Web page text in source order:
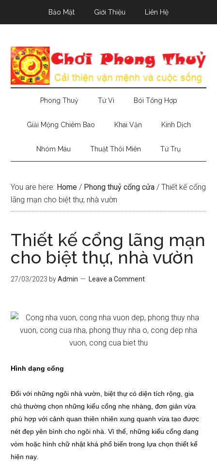
Bảo Mật Giới Thiệu Liên Hệ
Phong Thuỷ Tử Vi Bói Tổng Hợp
Giải Mộng Chiêm Bao Khai Vận Kinh Dịch
Nhóm Máu Thuật Thôi Miên Tứ Trụ
You are here: Home / Phong thuỷ cổng cửa / Thiết kế cổng
lãng mạn cho biệt thự, nhà vườn
Thiết kế cổng lãng mạn
cho biệt thự, nhà vườn
27/03/2023 byAdmin Leave a Comment
Hình dạng cổng
Đối với những ngôi nhà vườn, biệt thự có diện tích rộng, gia
chủ thường chọn những kiểu cổng nhẹ nhàng, đơn giản vừa
phù hợp với cảnh quan thiên nhiên xung quanh vừa tạo được
nét đẹp yên bình cho ngôi nhà. Vì thế, những kiểu cổng dạng
vòm hoặc hình chữ nhật khá phổ biến trong lựa chọn thiết kế
hiện nay.